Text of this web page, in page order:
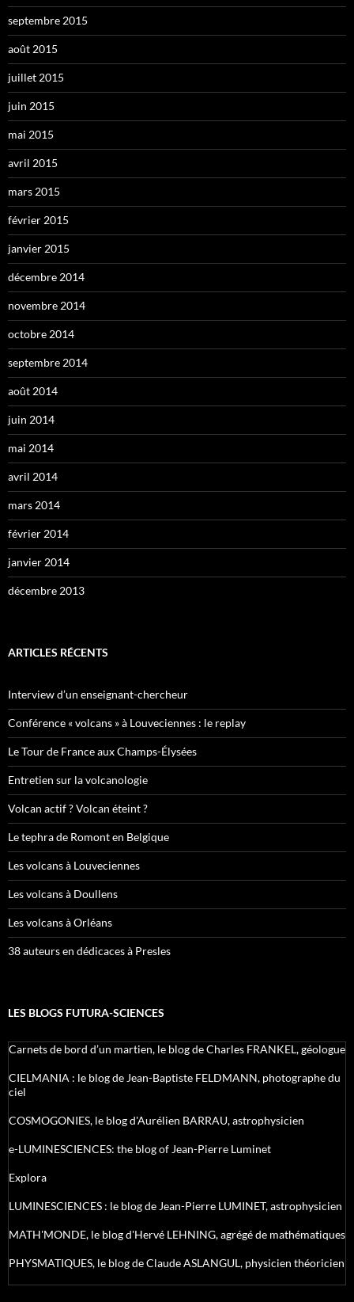
septembre 2015
août 2015
juillet 2015
juin 2015
mai 2015
avril 2015
mars 2015
février 2015
janvier 2015
décembre 2014
novembre 2014
octobre 2014
septembre 2014
août 2014
juin 2014
mai 2014
avril 2014
mars 2014
février 2014
janvier 2014
décembre 2013
ARTICLES RÉCENTS
Interview d’un enseignant-chercheur
Conférence « volcans » à Louveciennes : le replay
Le Tour de France aux Champs-Élysées
Entretien sur la volcanologie
Volcan actif ? Volcan éteint ?
Le tephra de Romont en Belgique
Les volcans à Louveciennes
Les volcans à Doullens
Les volcans à Orléans
38 auteurs en dédicaces à Presles
LES BLOGS FUTURA-SCIENCES
Carnets de bord d’un martien, le blog de Charles FRANKEL, géologue
CIELMANIA : le blog de Jean-Baptiste FELDMANN, photographe du
ciel
COSMOGONIES, le blog d'Aurélien BARRAU, astrophysicien
e-LUMINESCIENCES: the blog of Jean-Pierre Luminet
Explora
LUMINESCIENCES : le blog de Jean-Pierre LUMINET, astrophysicien
MATH'MONDE, le blog d'Hervé LEHNING, agrégé de mathématiques
PHYSMATIQUES, le blog de Claude ASLANGUL, physicien théoricien